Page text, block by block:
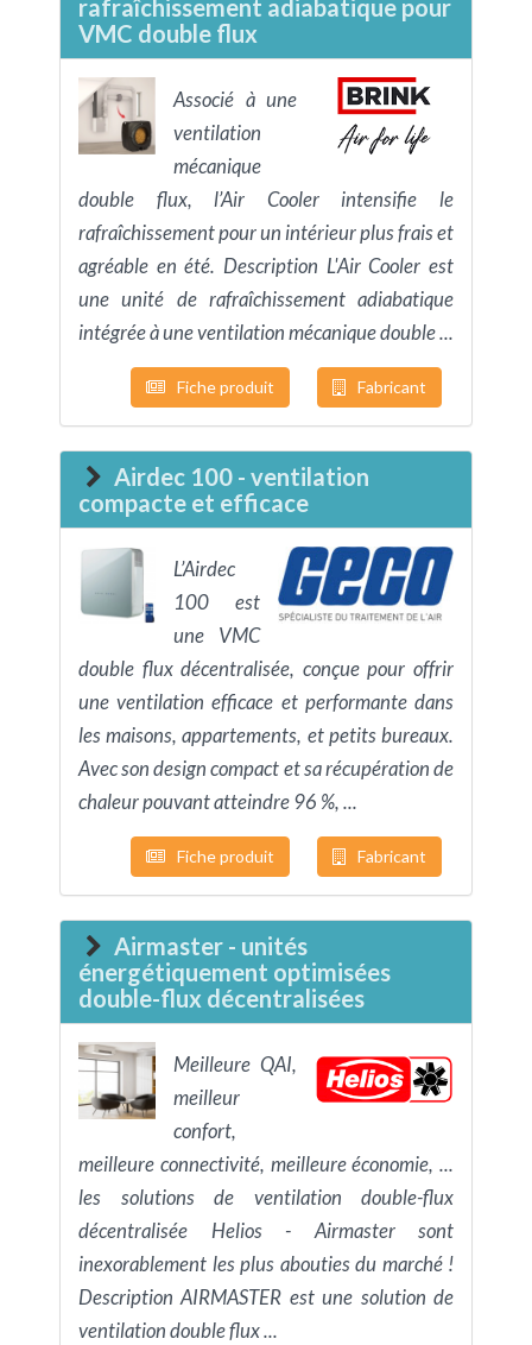
rafraîchissement adiabatique pour
VMC double flux
Associé à une
ventilation
mécanique
double flux, l’Air Cooler intensifie le
rafraîchissement pour un intérieur plus frais et
agréable en été. Description L'Air Cooler est
une unité de rafraîchissement adiabatique
intégrée à une ventilation mécanique double ...
Fiche produit Fabricant
Airdec 100 - ventilation
compacte et efficace
L’Airdec
100 est
une VMC
double flux décentralisée, conçue pour offrir
une ventilation efficace et performante dans
les maisons, appartements, et petits bureaux.
Avec son design compact et sa récupération de
chaleur pouvant atteindre 96 %, ...
Fiche produit Fabricant
Airmaster - unités
énergétiquement optimisées
double-flux décentralisées
Meilleure QAI,
meilleur
confort,
meilleure connectivité, meilleure économie, ...
les solutions de ventilation double-flux
décentralisée Helios - Airmaster sont
inexorablement les plus abouties du marché !
Description AIRMASTER est une solution de
ventilation double flux ...